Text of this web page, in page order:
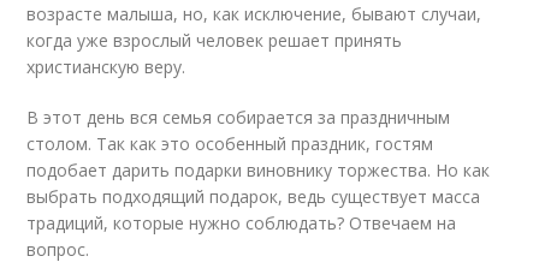
возрасте малыша, но, как исключение, бывают случаи,
когда уже взрослый человек решает принять
христианскую веру.
В этот день вся семья собирается за праздничным
столом. Так как это особенный праздник, гостям
подобает дарить подарки виновнику торжества. Но как
выбрать подходящий подарок, ведь существует масса
традиций, которые нужно соблюдать? Отвечаем на
вопрос.